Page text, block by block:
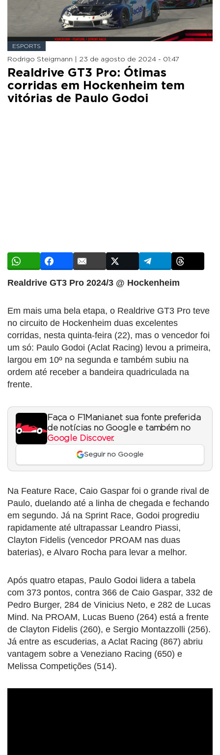
ESPORTS
Rodrigo Steigmann | 23 de agosto de 2024 - 01:47
Realdrive GT3 Pro: Ótimas
corridas em Hockenheim tem
vitórias de Paulo Godoi
Realdrive GT3 Pro 2024/3 @ Hockenheim
Em mais uma bela etapa, o Realdrive GT3 Pro teve
no circuito de Hockenheim duas excelentes
corridas, nesta quinta-feira (22), mas o vencedor foi
um só: Paulo Godoi (Aclat Racing) levou a primeira,
largou em 10º na segunda e também subiu na
ordem até receber a bandeira quadriculada na
frente.
Faça o F1Mania.net sua fonte preferida
de notícias no Google e também no
Google Discover.
Seguir no Google
Na Feature Race, Caio Gaspar foi o grande rival de
Paulo, duelando até a linha de chegada e fechando
em segundo. Já na Sprint Race, Godoi progrediu
rapidamente até ultrapassar Leandro Piassi,
Clayton Fidelis (vencedor PROAM nas duas
baterias), e Alvaro Rocha para levar a melhor.
Após quatro etapas, Paulo Godoi lidera a tabela
com 373 pontos, contra 366 de Caio Gaspar, 332 de
Pedro Burger, 284 de Vinicius Neto, e 282 de Lucas
Mind. Na PROAM, Lucas Bueno (264) está a frente
de Clayton Fidelis (260), e Sergio Montazzolli (256).
Já entre as escuderias, a Aclat Racing (867) abriu
vantagem sobre a Veneziano Racing (650) e
Melissa Competições (514).